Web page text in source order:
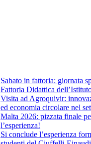
Sabato in fattoria: giornata
Fattoria Didattica
Visita ad Agroquivir:
ed economia circolare nel
Malta 2026: pizzata finale
l’esperienza!
Si conclude l’esperienza